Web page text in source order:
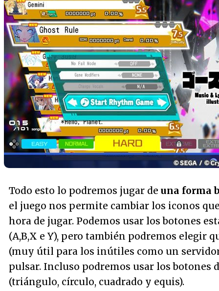
Todo esto lo podremos jugar de una forma
el juego nos permite cambiar los iconos
hora de jugar. Podemos usar los botones
(A,B,X e Y), pero también podremos elegir
(muy útil para los inútiles como un
pulsar. Incluso podremos usar los botones
(triángulo, círculo, cuadrado y equis).